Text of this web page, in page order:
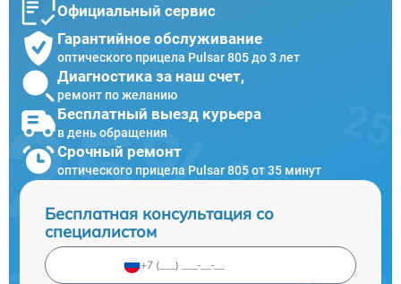
Официальный сервис
Гарантийное обслуживание
оптического прицела Pulsar 805 до 3 лет
Диагностика за наш счет,
ремонт по желанию
Бесплатный выезд курьера
в день обращения
Срочный ремонт
оптического прицела Pulsar 805 от 35 минут
Бесплатная консультация со
специалистом